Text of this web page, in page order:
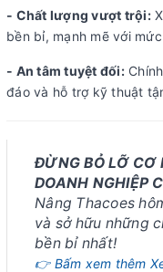
- Chất lượng vượt trội:
bền bỉ, mạnh mẽ với
- An tâm tuyệt đối:
đáo và hỗ trợ kỹ thuật
ĐỪNG BỎ LỠ CƠ
DOANH NGHIỆP
Nâng Thacoes
và sở hữu những
bền bỉ nhất!
👉 Bấm xem thêm